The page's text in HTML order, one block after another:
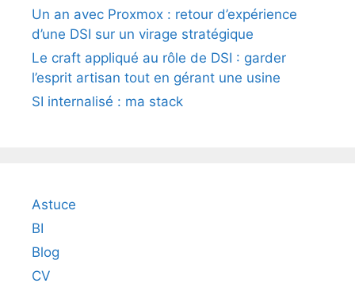
Un an avec Proxmox : retour d’expérience
d’une DSI sur un virage stratégique
Le craft appliqué au rôle de DSI : garder
l’esprit artisan tout en gérant une usine
SI internalisé : ma stack
Astuce
BI
Blog
CV